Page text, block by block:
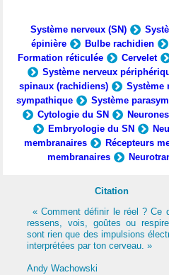
Système nerveux (SN)
épinière
Bulbe rachidien
Formation réticulée
Cervelet
Système nerveux
spinaux (rachidiens)
Système
sympathique
Système
Cytologie du SN
Neurones
Embryologie du SN
membranaires
Récepteurs
membranaires
Citation
« Comment définir le réel ? Ce
ressens, vois, goûtes ou
sont rien que des impulsions
interprétées par ton cerveau. »
Andy Wachowski